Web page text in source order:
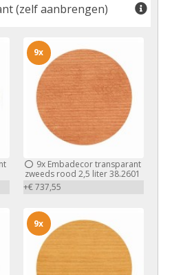
(zelf aanbrengen)
9xEmbadecor transparant
zweeds rood 2,5 liter 38.2601
+€ 737,55
9x
9x